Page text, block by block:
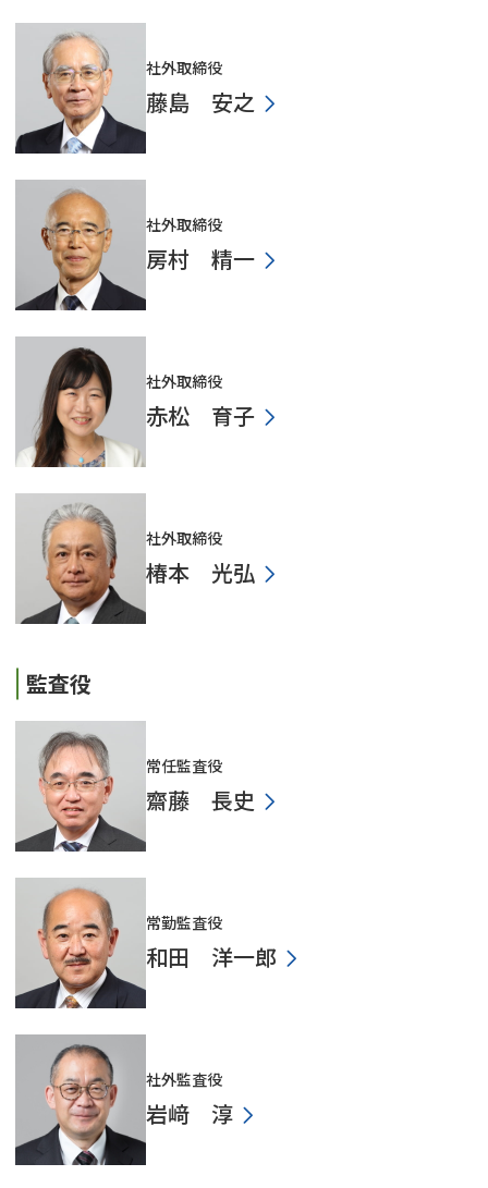
社外取締役
藤島 安之
社外取締役
房村 精一
社外取締役
赤松 育子
社外取締役
椿本 光弘
監査役
常任監査役
齋藤 長史
常勤監査役
和田 洋一郎
社外監査役
岩﨑 淳